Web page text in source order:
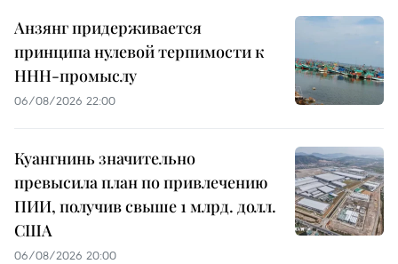
Анзянг придерживается
принципа нулевой терпимости к
ННН-промыслу
06/08/2026 22:00
Куангнинь значительно
превысила план по привлечению
ПИИ, получив свыше 1 млрд. долл.
США
06/08/2026 20:00